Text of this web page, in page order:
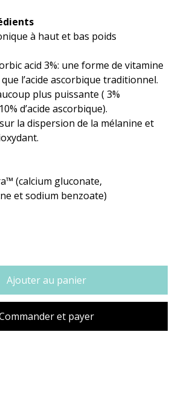
à haut et bas poids
acid 3%: une forme de vitamine
l’acide ascorbique traditionnel.
plus puissante ( 3%
d’acide ascorbique).
la dispersion de la mélanine et
(calcium gluconate,
et sodium benzoate)
Ajouter au panier
et payer